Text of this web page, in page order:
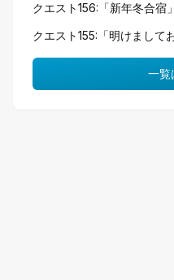
クエスト156:「新年冬合宿」
クエスト155:「明けまして
一覧